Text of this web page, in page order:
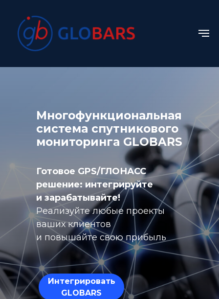
Многофункциональная
система спутникового
мониторинга GLOBARS
Готовое GPS/ГЛОНАСС
решение: интегрируйте
и зарабатывайте!
Реализуйте любые проекты
ваших клиентов
и повышайте свою прибыль
Интегрировать
GLOBARS